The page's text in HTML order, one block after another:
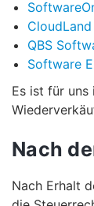
CloudLand
QBS
Software
Es ist für uns
Nach
Nach Erhalt